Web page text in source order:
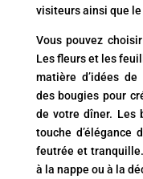
visiteurs ainsi que
Vous pouvez
Les fleurs et les
matière d’idées
des bougies pour
de votre dîner. Les
touche d’élégance
feutrée et
à la nappe ou à la